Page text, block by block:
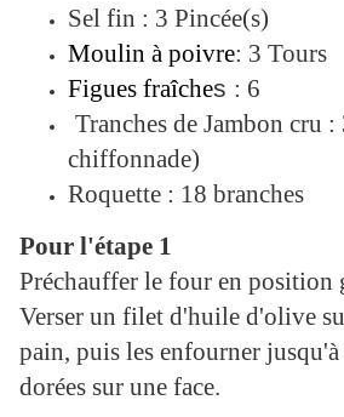
Sel fin : 3 Pincée(s)
Moulin à poivre: 3 Tours
Figues fraîches : 6
Tranches de Jambon cru
chiffonnade)
Roquette : 18 branches
Pour l'étape 1
Préchauffer le four en position
Verser un filet d'huile d'olive
pain, puis les enfourner
dorées sur une face.